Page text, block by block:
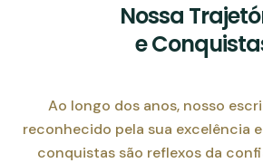
Nossa
e
Ao longo dos anos, nosso
reconhecido pela sua excelência
conquistas são reflexos da